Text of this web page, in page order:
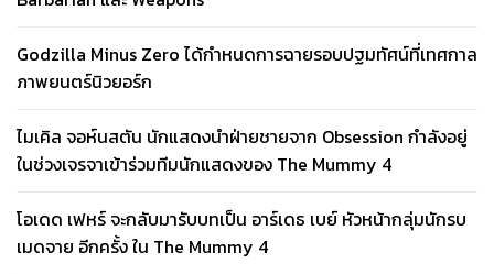
Godzilla Minus Zero ได้กำหนดการฉายรอบปฐมทัศน์ที่เทศกาล
ภาพยนตร์นิวยอร์ก
ไมเคิล จอห์นสตัน นักแสดงนำฝ่ายชายจาก Obsession กำลังอยู่
ในช่วงเจรจาเข้าร่วมทีมนักแสดงของ The Mummy 4
โอเดด เฟหร์ จะกลับมารับบทเป็น อาร์เดธ เบย์ หัวหน้ากลุ่มนักรบ
เมดจาย อีกครั้ง ใน The Mummy 4